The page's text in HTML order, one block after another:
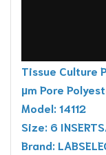
Tissue Culture
µm Pore
Model: 14112
Size: 6
Brand: